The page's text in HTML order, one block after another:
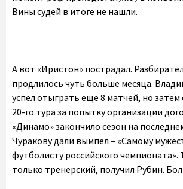
Вины судей в итоге не нашли.
А вот «Иристон» пострадал.
продлилось чуть больше месяца.
успел отыграть еще 8 матчей, но затем
20-го тура за попытку организации
«Динамо» закончило сезон на
Чуракову дали вымпел – «Самому
футболисту российского
только тренерский, получил Рубин.